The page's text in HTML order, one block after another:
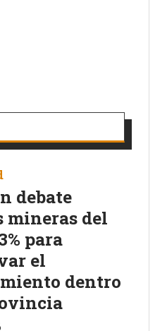
debate
mineras del
para
el
dentro